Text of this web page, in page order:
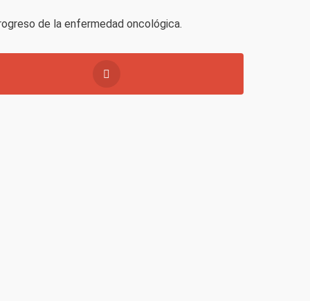
de la enfermedad oncológica.